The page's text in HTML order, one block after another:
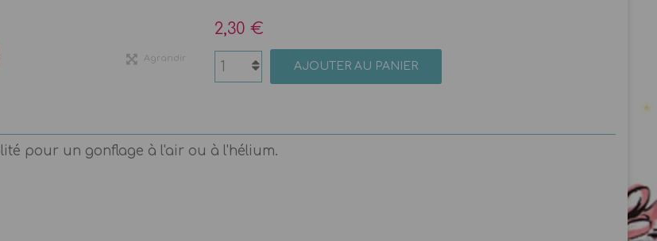
Agrandir
2,30 €
AJOUTER AU PANIER
pour un gonflage à l'air ou à l'hélium.